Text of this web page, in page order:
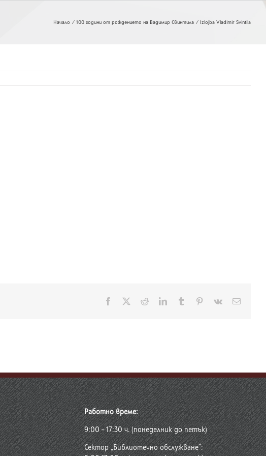
Начало 100 години от рождението на Вадимир Свинтила Izlojba Vladimir Svintila
Facebook RedditLinkedInTumblr Pinterest
Vk
Работно време:
9:00 – 17:30 ч. (понеделник до петък)
Сектор „Библиотечно обслужване“: